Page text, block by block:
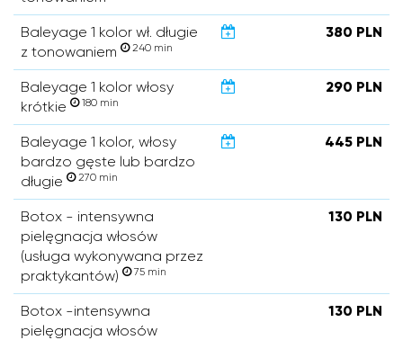
Baleyage 1 kolor wł. długie
z tonowaniem
240 min
380 PLN
Baleyage 1 kolor włosy
krótkie
180 min
290 PLN
Baleyage 1 kolor, włosy
bardzo gęste lub bardzo
długie
270 min
445 PLN
Botox - intensywna
pielęgnacja włosów
(usługa wykonywana przez
praktykantów)
75 min
130 PLN
Botox -intensywna
pielęgnacja włosów
130 PLN